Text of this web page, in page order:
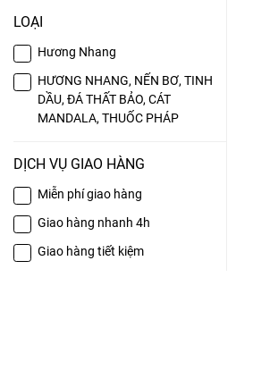
LOẠI
Hương Nhang
HƯƠNG NHANG, NẾN BƠ, TINH
DẦU, ĐÁ THẤT BẢO, CÁT
MANDALA, THUỐC PHÁP
DỊCH VỤ GIAO HÀNG
Miễn phí giao hàng
Giao hàng nhanh 4h
Giao hàng tiết kiệm